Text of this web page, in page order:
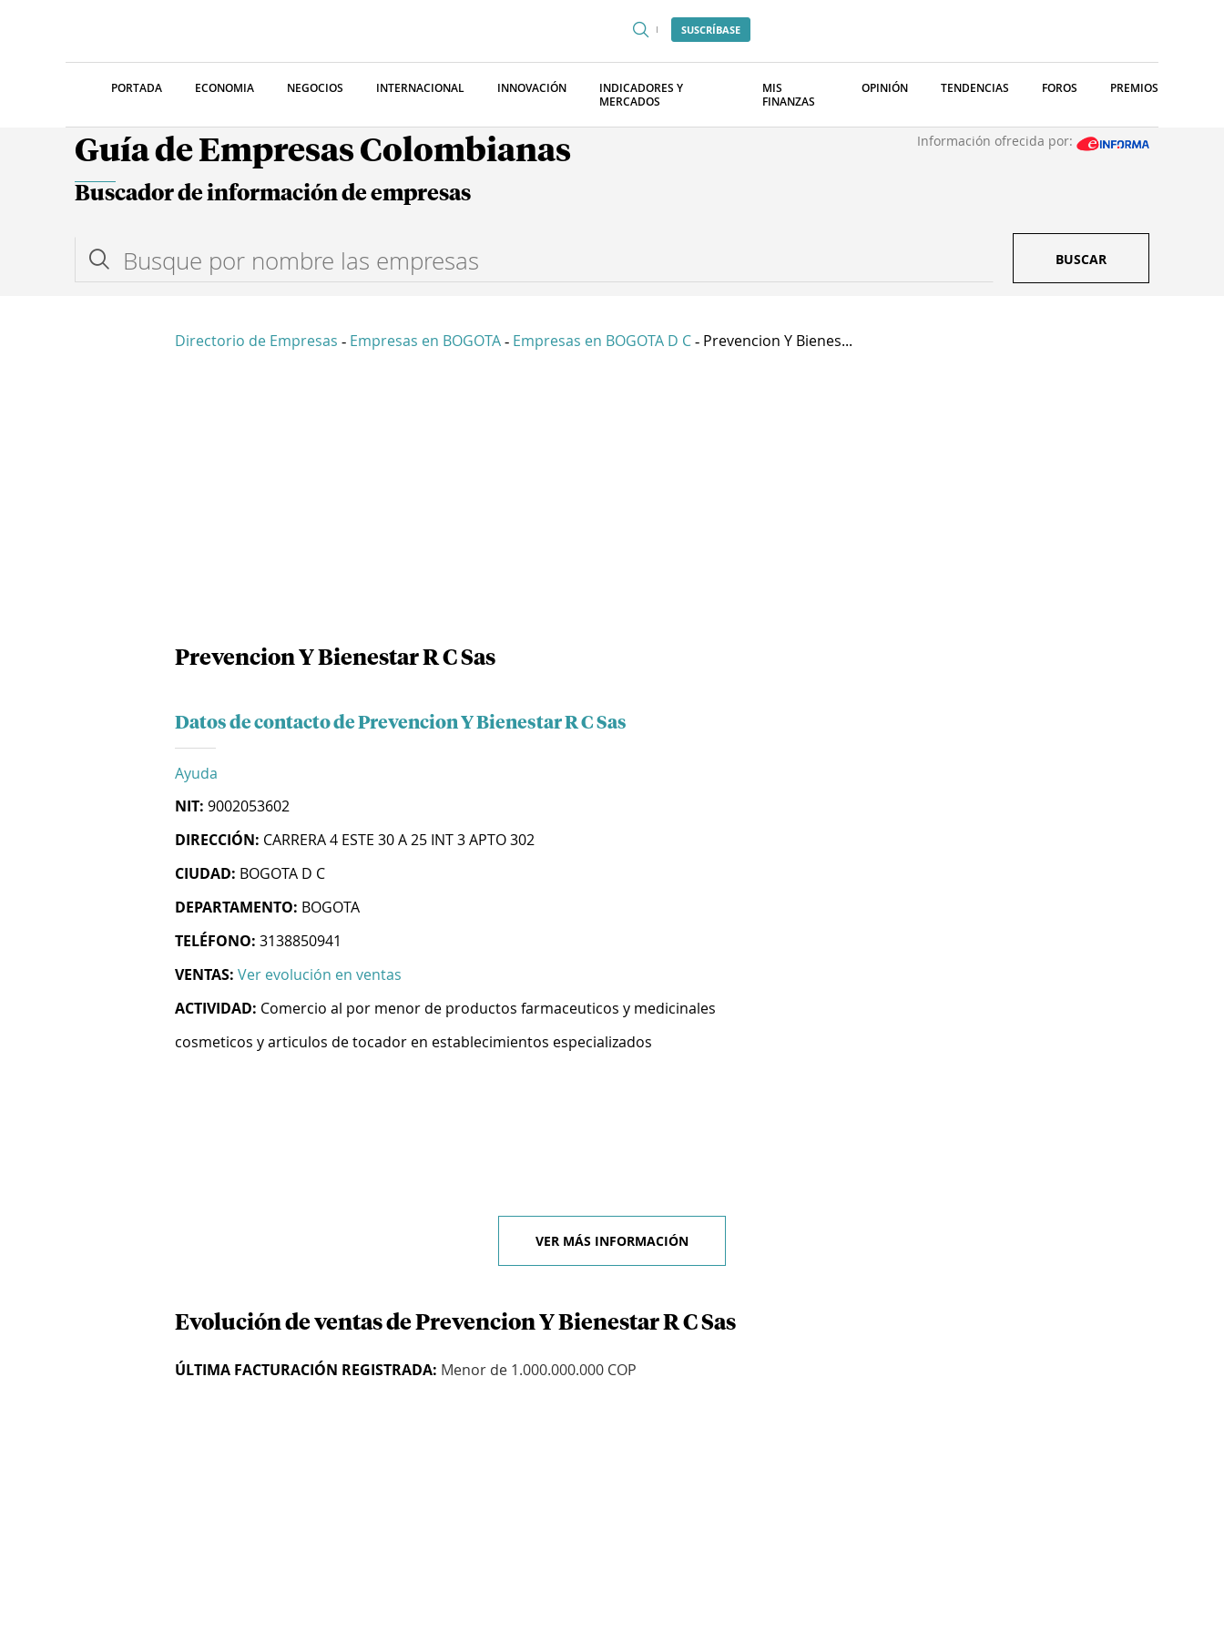
SUSCRÍBASE
PORTADA ECONOMIA NEGOCIOS INTERNACIONAL INNOVACIÓN
INDICADORES Y
MERCADOS
MIS
FINANZAS
OPINIÓN TENDENCIAS FOROS PREMIOS
Guía de Empresas Colombianas Información ofrecida por:
Buscador de información de empresas
BUSCAR
Directorio de Empresas - Empresas en BOGOTA - Empresas en BOGOTA D C - Prevencion Y Bienes...
Prevencion Y Bienestar R C Sas
Datos de contacto de Prevencion Y Bienestar R C Sas
Ayuda
NIT: 9002053602
DIRECCIÓN: CARRERA 4 ESTE 30 A 25 INT 3 APTO 302
CIUDAD: BOGOTA D C
DEPARTAMENTO: BOGOTA
TELÉFONO: 3138850941
VENTAS: Ver evolución en ventas
ACTIVIDAD: Comercio al por menor de productos farmaceuticos y medicinales
cosmeticos y articulos de tocador en establecimientos especializados
VER MÁS INFORMACIÓN
Evolución de ventas de Prevencion Y Bienestar R C Sas
ÚLTIMA FACTURACIÓN REGISTRADA: Menor de 1.000.000.000 COP